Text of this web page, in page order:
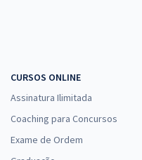
CURSOS ONLINE
Assinatura Ilimitada
Coaching para Concursos
Exame de Ordem